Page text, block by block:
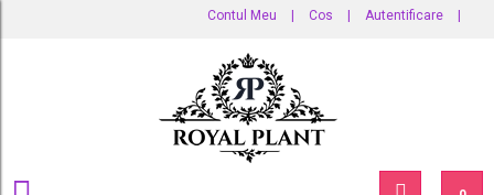
Contul Meu Cos Autentificare